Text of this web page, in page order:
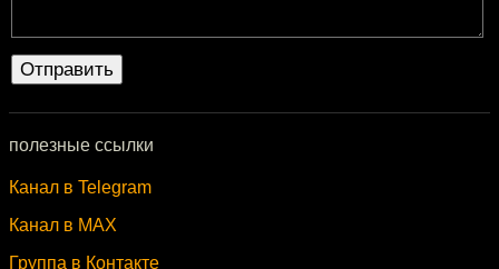
полезные ссылки
Канал в Telegram
Канал в MAX
Группа в Контакте